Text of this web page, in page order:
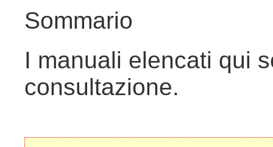
Sommario
I manuali elencati qui
consultazione.